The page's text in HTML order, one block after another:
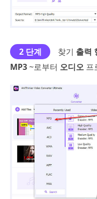
2 단계 찾기 출력
MP3~로부터 오디오 프